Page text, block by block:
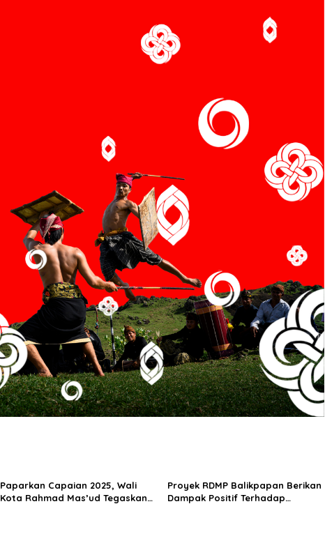
Paparkan Capaian 2025, Wali
Kota Rahmad Mas’ud Tegaskan
Proyek RDMP Balikpapan Berikan
Dampak Positif Terhadap